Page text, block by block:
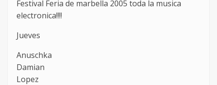
Festival Feria de marbella 2005 toda la musica
electronica!!!!
Jueves
Anuschka
Damian
Lopez